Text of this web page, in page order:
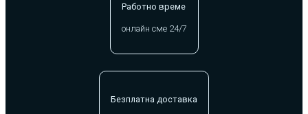
Работно време
онлайн сме 24/7
Безплатна доставка